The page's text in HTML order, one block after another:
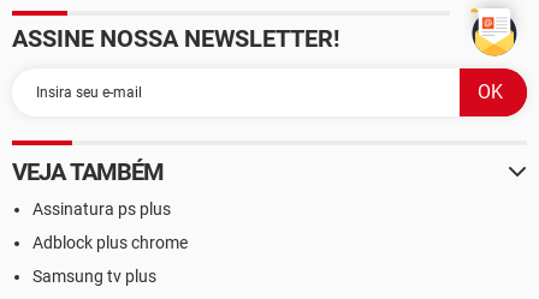
ASSINE NOSSA NEWSLETTER!
VEJA TAMBÉM
Assinatura ps plus
Adblock plus chrome
Samsung tv plus